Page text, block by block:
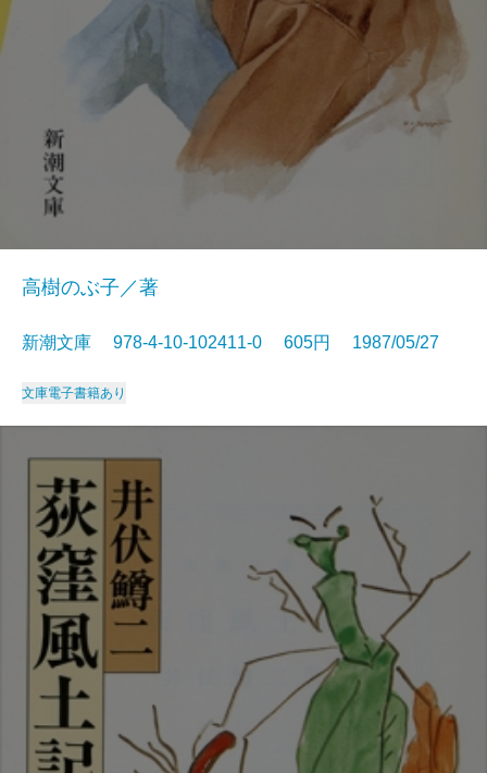
高樹のぶ子／著
新潮文庫 978-4-10-102411-0 605円 1987/05/27
文庫電子書籍あり